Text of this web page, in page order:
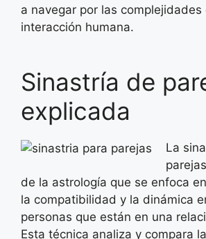
a navegar por las complejidades
interacción humana.
Sinastría de
explicada
La
de la astrología que se enfoca
la compatibilidad y la dinámica
personas que están en una
Esta técnica analiza y compara